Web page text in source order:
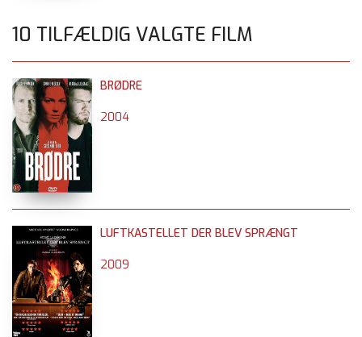
10 TILFÆLDIG VALGTE FILM
BRØDRE
2004
LUFTKASTELLET DER BLEV SPRÆNGT
2009